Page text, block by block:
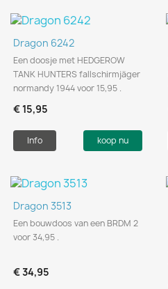
Dragon 6242
Een doosje met HEDGEROW
TANK HUNTERS fallschirmjäger
normandy 1944 voor 15,95 .
€ 15,95
Info koop nu
Dragon 3513
Een bouwdoos van een BRDM 2
voor 34,95 .
€ 34,95